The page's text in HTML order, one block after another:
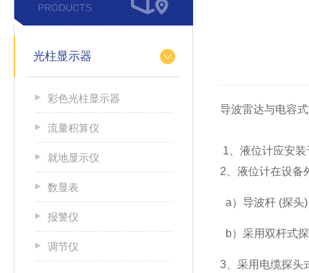
PRODUCTS
光柱显示器
彩色光柱显示器
流量积算仪
就地显示仪
数显表
报警仪
调节仪
导波雷达与电容
1、液位计应安
2、液位计在设备
a）导波杆 (探头
b）采用双杆式
3、采用电缆探头